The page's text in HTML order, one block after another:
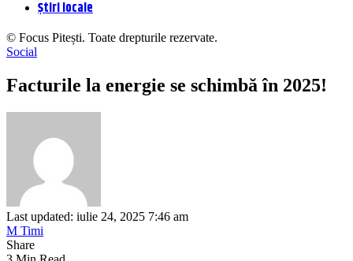
Știri locale
© Focus Pitești. Toate drepturile rezervate.
Social
Facturile la energie se schimbă în 2025!
Last updated: iulie 24, 2025 7:46 am
M Timi
Share